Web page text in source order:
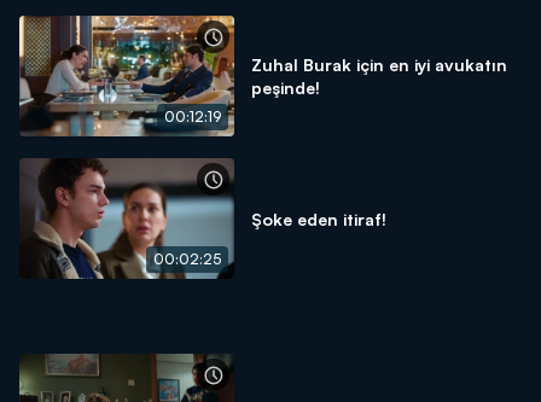
00:12:19
Zuhal Burak için en iyi avukatın
peşinde!
00:02:25
Şoke eden itiraf!